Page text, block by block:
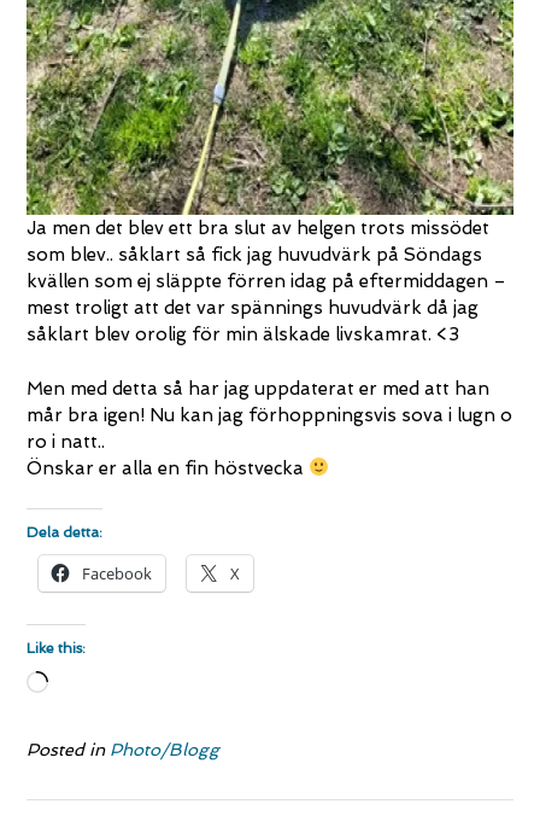
Ja men det blev ett bra slut av helgen trots missödet
som blev.. såklart så fick jag huvudvärk på Söndags
kvällen som ej släppte förren idag på eftermiddagen –
mest troligt att det var spännings huvudvärk då jag
såklart blev orolig för min älskade livskamrat. <3
Men med detta så har jag uppdaterat er med att han
mår bra igen! Nu kan jag förhoppningsvis sova i lugn o
ro i natt..
Önskar er alla en fin höstvecka
Dela detta:
Facebook X
Like this:
Loading…
Posted in Photo/Blogg